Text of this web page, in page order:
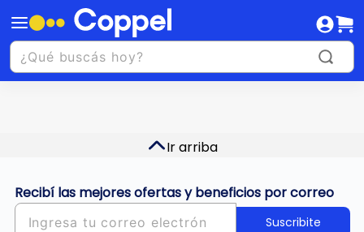
Ir arriba
Recibí las mejores ofertas y beneficios por correo
Suscribite